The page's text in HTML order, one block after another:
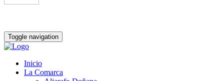
Toggle navigation
Inicio
La Comarca